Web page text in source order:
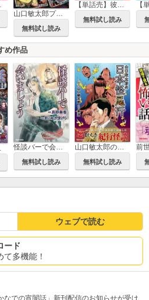
い糸
山口敏太郎プロデュース 怪談王 恐ノ宴
無料試し読み
【単話売】彼の両手はすり抜けない
無料試し読み
め作品
話 怪談バーで会いましょう
無料試し読み
山口敏太郎の日本怪忌行
無料試し読み
ウェブで読む
ード
多機能！
なでの宵闇話」新刊配信のお知らせが受け